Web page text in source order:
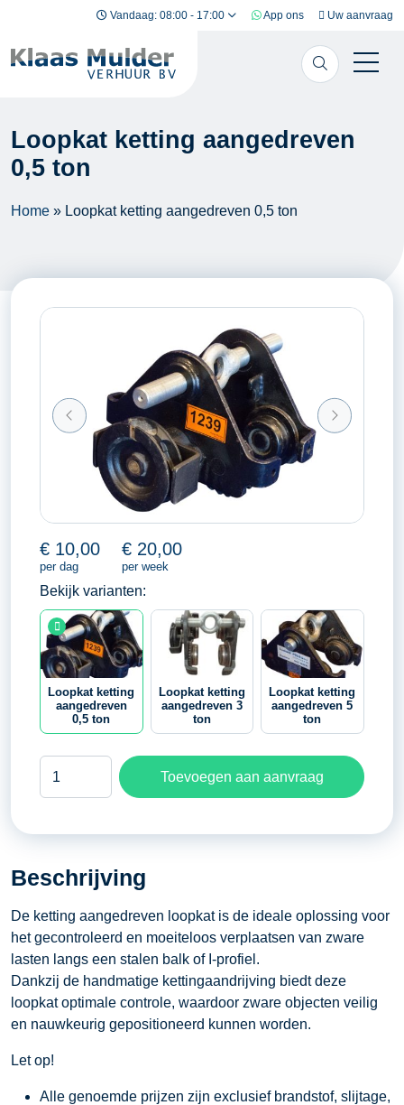
Ga naar inhoud Vandaag: 08:00 - 17:00 App ons Uw aanvraag
Loopkat ketting aangedreven
0,5 ton
Home » Loopkat ketting aangedreven 0,5 ton
€ 10,00
per dag
€ 20,00
per week
Bekijk varianten:
Loopkat ketting
aangedreven
0,5 ton
Loopkat ketting
aangedreven 3
ton
Loopkat ketting
aangedreven 5
ton
0,5
aantal
Toevoegen aan aanvraag
Beschrijving
De ketting aangedreven loopkat is de ideale oplossing voor
het gecontroleerd en moeiteloos verplaatsen van zware
lasten langs een stalen balk of I-profiel.
Dankzij de handmatige kettingaandrijving biedt deze
loopkat optimale controle, waardoor zware objecten veilig
en nauwkeurig gepositioneerd kunnen worden.
Let op!
Alle genoemde prijzen zijn exclusief brandstof, slijtage,